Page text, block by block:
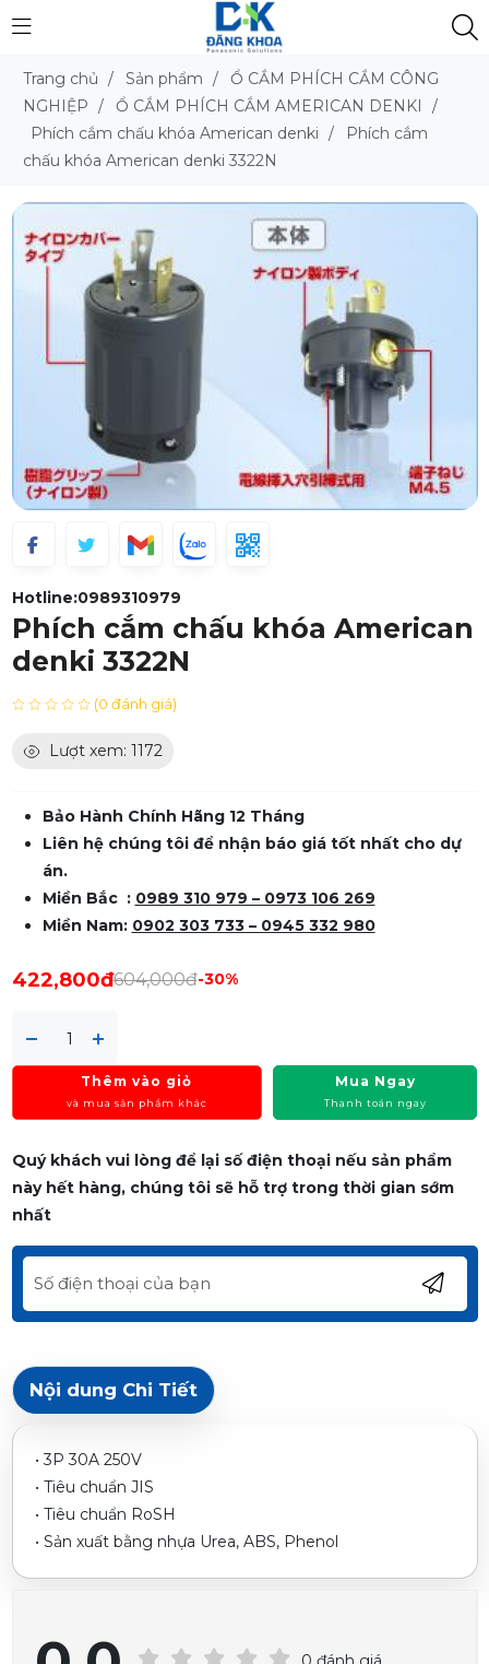
Trang chủ / Sản phẩm /
Ổ CẮM PHÍCH CẮM CÔNG
NGHIỆP / Ổ CẮM PHÍCH CẮM AMERICAN DENKI
/
Phích cắm chấu khóa American denki /
Phích cắm
chấu khóa American denki 3322N
Hotline:0989310979
Phích cắm chấu khóa American
denki 3322N
(0 đánh giá)
Lượt xem: 1172
Bảo Hành Chính Hãng 12 Tháng
Liên hệ chúng tôi để nhận báo giá tốt nhất cho dự
án.
Miền Bắc : 0989 310 979 – 0973 106 269
Miền Nam: 0902 303 733 – 0945 332 980
422,800đ604,000đ-30%
Thêm vào giỏ
và mua sản phẩm khác
Mua Ngay
Thanh toán ngay
Quý khách vui lòng để lại số điện thoại nếu sản phẩm
này hết hàng, chúng tôi sẽ hỗ trợ trong thời gian sớm
nhất
Nội dung Chi Tiết
• 3P 30A 250V
• Tiêu chuẩn JIS
• Tiêu chuẩn RoSH
• Sản xuất bằng nhựa Urea, ABS, Phenol